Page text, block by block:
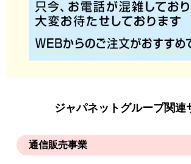
ジャパネットグループ関連
通信販売事業